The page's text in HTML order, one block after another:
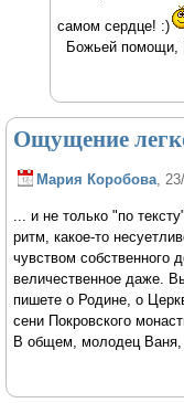
самом сердце! :)
Божьей помощи,
Ощущение
Мария Коробова,
... и не только "по
ритм, какое-то
чувством собственного
величественное даже.
пишете о Родине, о
сени Покровского
В общем, молодец Ваня,